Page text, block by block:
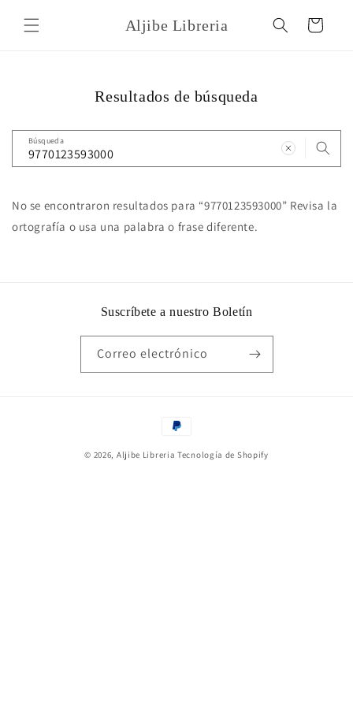
directamente
al contenido
Aljibe Libreria Carrito
Resultados de búsqueda
Búsqueda
No se encontraron resultados para “9770123593000” Revisa la
ortografía o usa una palabra o frase diferente.
Suscríbete a nuestro Boletín
Correo electrónico
Formas
pago
© 2026, Aljibe Libreria Tecnología de Shopify